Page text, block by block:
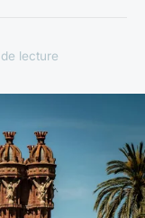
lecture